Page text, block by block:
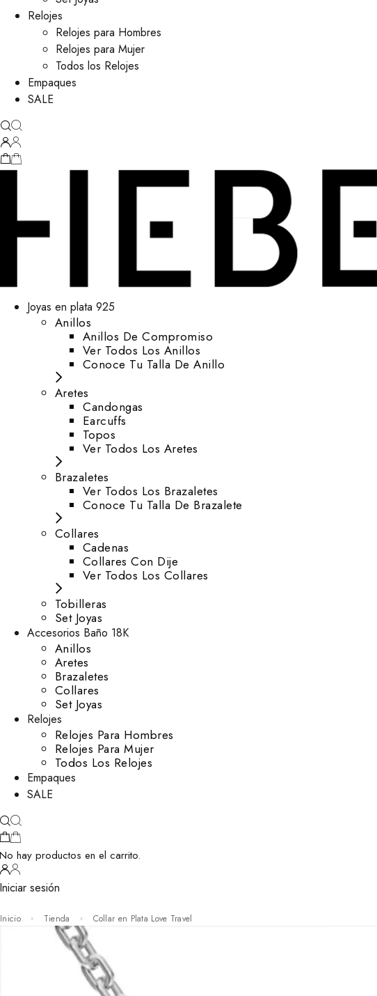
Relojes
Relojes para Hombres
Relojes para Mujer
Todos los Relojes
Empaques
SALE
Joyas en plata 925
Anillos
Anillos De Compromiso
Ver Todos Los Anillos
Conoce Tu Talla De Anillo
Aretes
⁠Candongas
Earcuffs
Topos
Ver Todos Los Aretes
Brazaletes
Ver Todos Los Brazaletes
Conoce Tu Talla De Brazalete
Collares
Cadenas
Collares Con Dije
Ver Todos Los Collares
Tobilleras
Set Joyas
Accesorios Baño 18K
Anillos
Aretes
Brazaletes
Collares
Set Joyas
Relojes
Relojes Para Hombres
Relojes Para Mujer
Todos Los Relojes
Empaques
SALE
hay productos en el carrito.
sesión
Inicio Tienda Collar en Plata Love Travel